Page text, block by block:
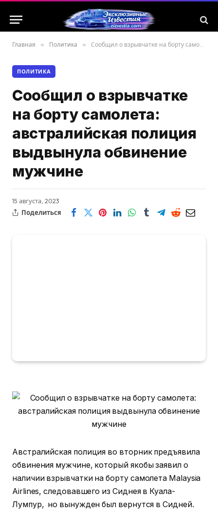
Главная » Политика » Сообщил о взрывчатке на борту самолета: австралийская полиция выдвынула обвинение мужчине
ПОЛИТИКА
Сообщил о взрывчатке
на борту самолета:
австралийская полиция
выдвынула обвинение
мужчине
15 августа, 2023
Поделиться
Австралийская полиция во вторник предъявила
обвинения мужчине, который якобы заявил о
наличии взрывчатки на борту самолета Malaysia
Airlines, следовавшего из Сиднея в Куала-
Лумпур, но вынужден был вернутся в Сидней.